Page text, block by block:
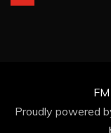
Proudly powered